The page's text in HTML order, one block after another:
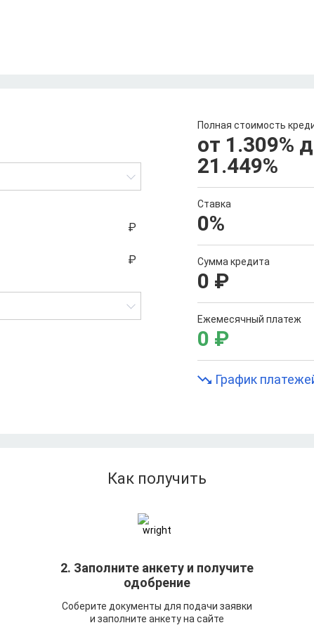
Полная стоимость
от 1.309%
21.449%
Ставка
0%
Сумма кредита
0 ₽
Ежемесячный платеж
0 ₽
График
Как получить
2. Заполните анкету и получите
одобрение
Соберите документы для подачи заявки
и заполните анкету на сайте